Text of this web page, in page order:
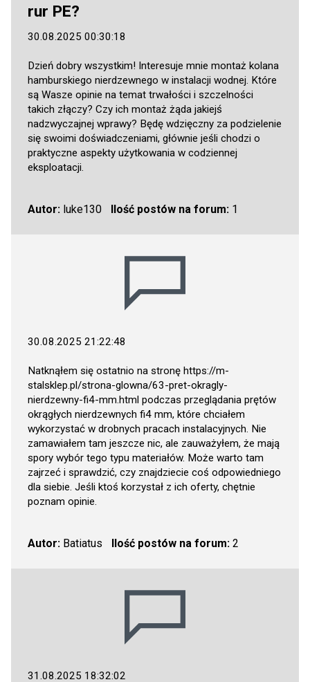
rur PE?
30.08.2025 00:30:18
Dzień dobry wszystkim! Interesuje mnie montaż kolana
hamburskiego nierdzewnego w instalacji wodnej. Które
są Wasze opinie na temat trwałości i szczelności
takich złączy? Czy ich montaż żąda jakiejś
nadzwyczajnej wprawy? Będę wdzięczny za podzielenie
się swoimi doświadczeniami, głównie jeśli chodzi o
praktyczne aspekty użytkowania w codziennej
eksploatacji.
Autor: luke130 Ilość postów na forum:1
30.08.2025 21:22:48
Natknąłem się ostatnio na stronę https://m-
stalsklep.pl/strona-glowna/63-pret-okragly-
nierdzewny-fi4-mm.html podczas przeglądania prętów
okrągłych nierdzewnych fi4 mm, które chciałem
wykorzystać w drobnych pracach instalacyjnych. Nie
zamawiałem tam jeszcze nic, ale zauważyłem, że mają
spory wybór tego typu materiałów. Może warto tam
zajrzeć i sprawdzić, czy znajdziecie coś odpowiedniego
dla siebie. Jeśli ktoś korzystał z ich oferty, chętnie
poznam opinie.
Autor: Batiatus Ilość postów na forum:2
31.08.2025 18:32:02